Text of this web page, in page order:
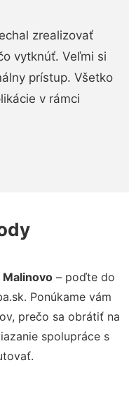
zrealizovať
vytknúť. Veľmi si
prístup. Všetko
v rámci
Malinovo – poďte do
Ponúkame vám
prečo sa obrátiť na
spolupráce s